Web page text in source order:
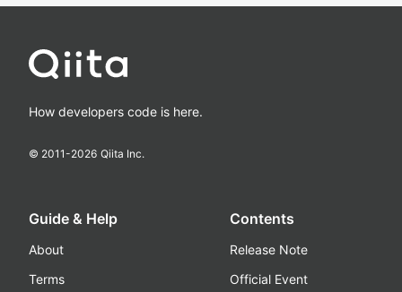
How developers code is here.
© 2011-2026 Qiita Inc.
Guide & Help
About
Terms
Contents
Release Note
Official Event